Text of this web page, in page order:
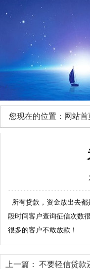
您现在的位置： 网站首
所有贷款，资金放出去
段时间客户查询征信次数
很多的客户不敢放款！
上一篇： 不要轻信贷款